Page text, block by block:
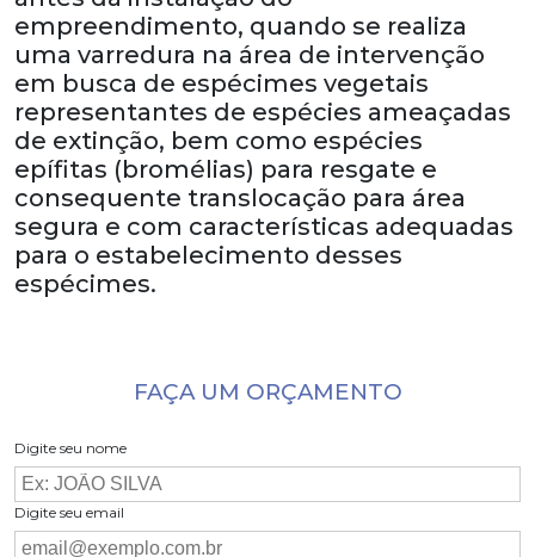
empreendimento, quando se realiza
uma varredura na área de intervenção
em busca de espécimes vegetais
representantes de espécies ameaçadas
de extinção, bem como espécies
epífitas (bromélias) para resgate e
consequente translocação para área
segura e com características adequadas
para o estabelecimento desses
espécimes.
FAÇA UM ORÇAMENTO
Digite seu nome
Digite seu email